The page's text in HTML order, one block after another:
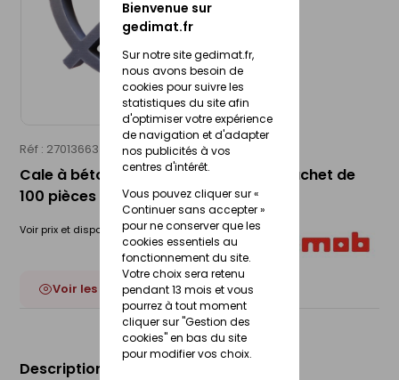
Bienvenue sur
gedimat.fr
Sur notre site gedimat.fr,
nous avons besoin de
cookies pour suivre les
statistiques du site afin
d'optimiser votre expérience
de navigation et d'adapter
nos publicités à vos
centres d'intérêt.
Vous pouvez cliquer sur «
Continuer sans accepter »
pour ne conserver que les
cookies essentiels au
fonctionnement du site.
Votre choix sera retenu
pendant 13 mois et vous
pourrez à tout moment
cliquer sur "Gestion des
cookies" en bas du site
pour modifier vos choix.
Réf : 27013663 MOB
Cale à béton plastique - Ø 30 mm - sachet de
100 pièces
Voir prix et disponibilité en magasin
Voir les 2 déclinaisons
Description du produit